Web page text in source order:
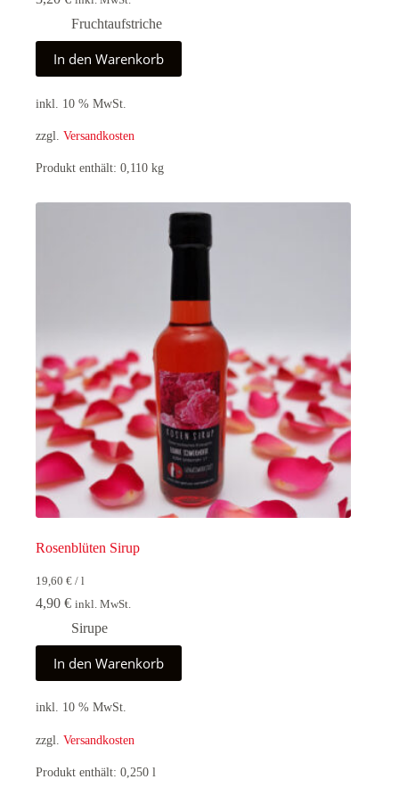
Fruchtaufstriche
In den Warenkorb
inkl. 10 % MwSt.
zzgl. Versandkosten
Produkt enthält: 0,110 kg
Rosenblüten Sirup
19,60 € / l
4,90 € inkl. MwSt.
Sirupe
In den Warenkorb
inkl. 10 % MwSt.
zzgl. Versandkosten
Produkt enthält: 0,250 l